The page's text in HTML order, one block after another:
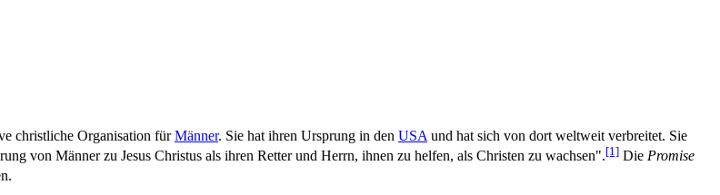
christliche Organisation fürMänner. Sie hat ihren Ursprung in den USA und hat sich von dort weltweit verbreitet. Sie
von Männer zu Jesus Christus als ihren Retter und Herrn, ihnen zu helfen, als Christen zu wachsen".[1] Die Promise